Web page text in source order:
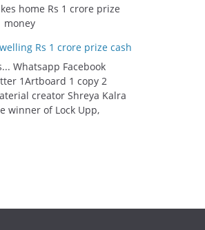
Rs 1 crore prize cash
Whatsapp Facebook
1Artboard 1 copy 2
creator Shreya Kalra
winner of Lock Upp,